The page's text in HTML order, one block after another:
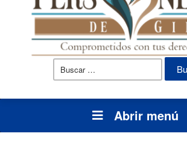
Buscar:
Abrir menú